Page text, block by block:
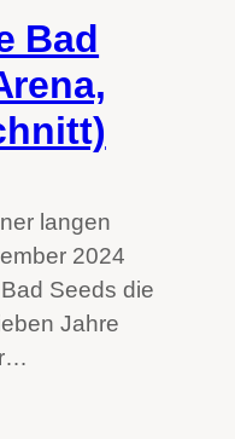
Bad
langen
2024
Seeds die
Jahre